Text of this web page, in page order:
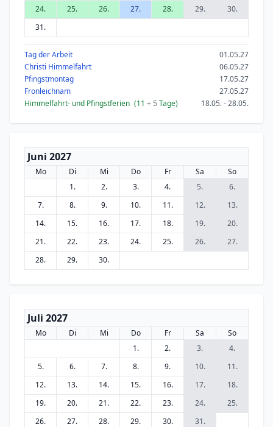
24. 25. 26. 27. 28. 29.
30.
31.
Tag der Arbeit
01.05.27
Christi Himmelfahrt
06.05.27
Pfingstmontag
17.05.27
Fronleichnam
27.05.27
Himmelfahrt- und Pfingstferien (11 + 5 Tage) 18.05. - 28.05.
Juni 2027
Mo Di Mi Do Fr Sa
So
1.
2. 3. 4. 5.
6.
7.
8. 9. 10. 11. 12.
13.
14.
15. 16. 17. 18. 19.
20.
21.
22. 23. 24. 25. 26.
27.
28.
29. 30.
Juli 2027
Mo Di Mi Do Fr Sa
So
1.
2. 3.
4.
5.
6. 7. 8. 9. 10.
11.
12.
13. 14. 15. 16. 17.
18.
19.
20. 21. 22. 23. 24.
25.
26.
27. 28. 29. 30. 31.